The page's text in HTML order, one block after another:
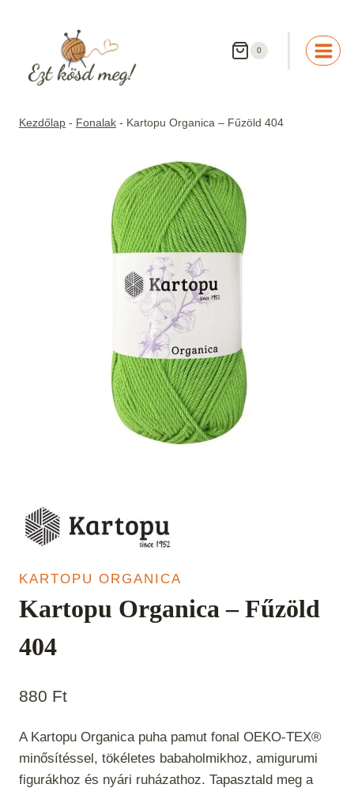
0
Kezdőlap - Fonalak - Kartopu Organica – Fűzöld 404
KARTOPU ORGANICA
Kartopu Organica – Fűzöld
404
880 Ft
A Kartopu Organica puha pamut fonal OEKO-TEX®
minősítéssel, tökéletes babaholmikhoz, amigurumi
figurákhoz és nyári ruházathoz. Tapasztald meg a